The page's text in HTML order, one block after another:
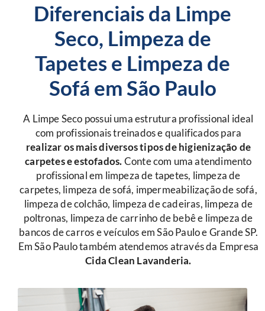
Diferenciais da Limpe
Seco, Limpeza de
Tapetes e Limpeza de
Sofá em São Paulo
A Limpe Seco possui uma estrutura profissional ideal
com profissionais treinados e qualificados para
realizar os mais diversos tipos de higienização de
carpetes e estofados. Conte com uma atendimento
profissional em limpeza de tapetes, limpeza de
carpetes, limpeza de sofá, impermeabilização de sofá,
limpeza de colchão, limpeza de cadeiras, limpeza de
poltronas, limpeza de carrinho de bebê e limpeza de
bancos de carros e veículos em São Paulo e Grande SP.
Em São Paulo também atendemos através da Empresa
Cida Clean Lavanderia.